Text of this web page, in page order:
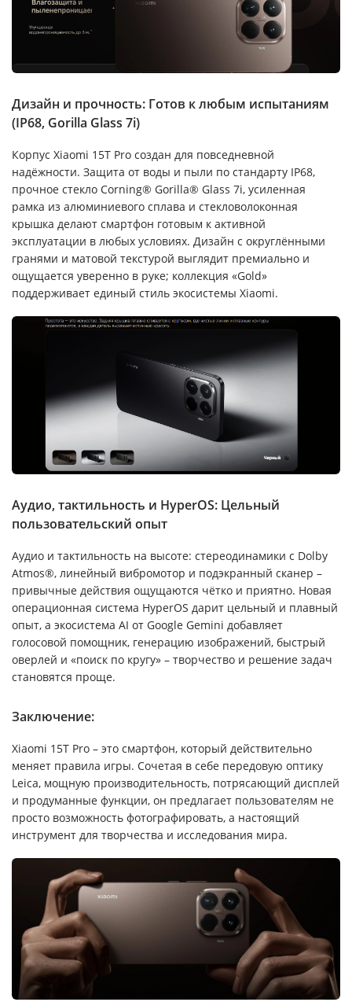
Дизайн и прочность: Готов к любым испытаниям
(IP68, Gorilla Glass 7i)
Корпус Xiaomi 15T Pro создан для повседневной
надёжности. Защита от воды и пыли по стандарту IP68,
прочное стекло Corning® Gorilla® Glass 7i, усиленная
рамка из алюминиевого сплава и стекловолоконная
крышка делают смартфон готовым к активной
эксплуатации в любых условиях. Дизайн с округлёнными
гранями и матовой текстурой выглядит премиально и
ощущается уверенно в руке; коллекция «Gold»
поддерживает единый стиль экосистемы Xiaomi.
Аудио, тактильность и HyperOS: Цельный
пользовательский опыт
Аудио и тактильность на высоте: стереодинамики с Dolby
Atmos®, линейный вибромотор и подэкранный сканер –
привычные действия ощущаются чётко и приятно. Новая
операционная система HyperOS дарит цельный и плавный
опыт, а экосистема AI от Google Gemini добавляет
голосовой помощник, генерацию изображений, быстрый
оверлей и «поиск по кругу» – творчество и решение задач
становятся проще.
Заключение:
Xiaomi 15T Pro – это смартфон, который действительно
меняет правила игры. Сочетая в себе передовую оптику
Leica, мощную производительность, потрясающий дисплей
и продуманные функции, он предлагает пользователям не
просто возможность фотографировать, а настоящий
инструмент для творчества и исследования мира.